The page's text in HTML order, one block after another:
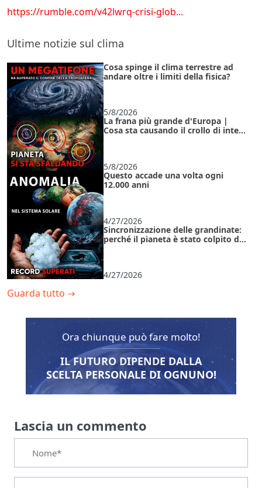
https://rumble.com/v42lwrq-crisi-glob...
Ultime notizie sul clima
Cosa spinge il clima terrestre ad
andare oltre i limiti della fisica?
5/8/2026
La frana più grande d'Europa |
Cosa sta causando il crollo di intere
5/8/2026
Questo accade una volta ogni
12.000 anni
4/27/2026
Sincronizzazione delle grandinate:
perché il pianeta è stato colpito da
4/27/2026
Guarda tutto →
Ora chiunque può fare molto!
IL FUTURO DIPENDE DALLA
SCELTA PERSONALE DI OGNUNO!
Lascia un commento